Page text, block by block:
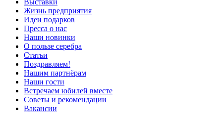
Выставки
Жизнь предприятия
Идеи подарков
Пресса о нас
Наши новинки
О пользе серебра
Статьи
Поздравляем!
Нашим партнёрам
Наши гости
Встречаем юбилей вместе
Советы и рекомендации
Вакансии